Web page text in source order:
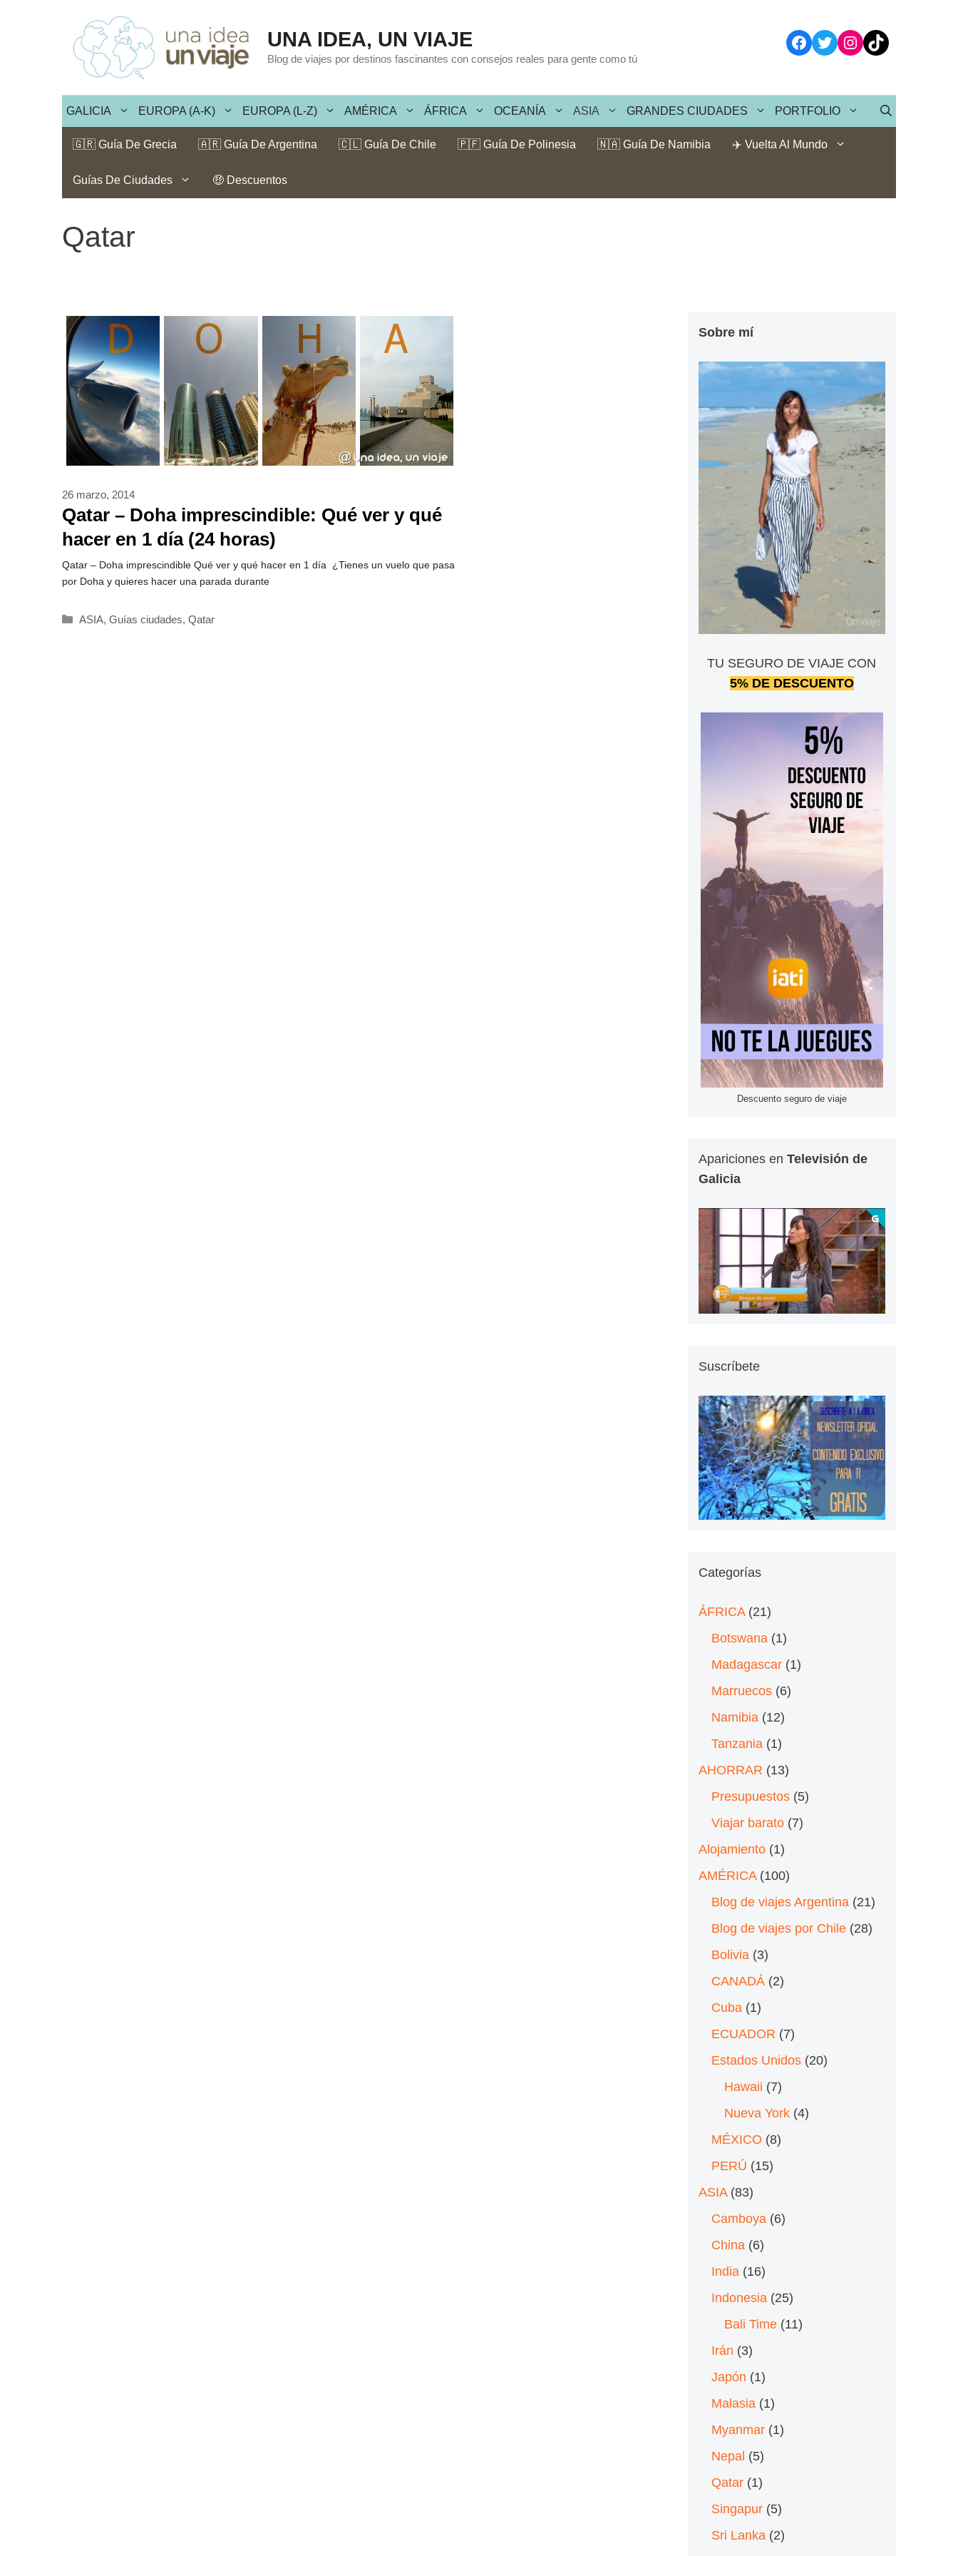
contenido
UNA IDEA, UN VIAJE
Blog de viajes por destinos fascinantes con consejos reales para gente como tú
Facebook
TwitterInstagram
TikTok
GALICIA EUROPA (A-K) EUROPA (L-Z) AMÉRICA ÁFRICA OCEANÍA ASIA GRANDES CIUDADES PORTFOLIO
🇬🇷 Guía De Grecia 🇦🇷 Guía De Argentina 🇨🇱 Guía De Chile 🇵🇫 Guía De Polinesia 🇳🇦 Guía De Namibia ✈️ Vuelta Al Mundo
Guías De Ciudades 🤑 Descuentos
Qatar
Qatar – Doha imprescindible: Qué ver y qué
hacer en 1 día (24 horas)
26 marzo, 2014
Qatar – Doha imprescindible Qué ver y qué hacer en 1 día ¿Tienes un vuelo que pasa
por Doha y quieres hacer una parada durante
Categorías
ASIA,Guías ciudades,Qatar
Sobre mí
TU SEGURO DE VIAJE CON
5% DE DESCUENTO
Descuento seguro de viaje
Apariciones en Televisión de
Galicia
Suscríbete
Categorías
ÁFRICA(21)
Botswana (1)
Madagascar(1)
Marruecos(6)
Namibia (12)
Tanzania (1)
AHORRAR (13)
Presupuestos(5)
Viajar barato(7)
Alojamiento(1)
AMÉRICA(100)
Blog de viajes Argentina (21)
Blog de viajes por Chile(28)
Bolivia (3)
CANADÁ(2)
Cuba (1)
ECUADOR (7)
Estados Unidos(20)
Hawaii (7)
Nueva York(4)
MÉXICO (8)
PERÚ (15)
ASIA(83)
Camboya (6)
China (6)
India (16)
Indonesia (25)
Bali Time(11)
Irán (3)
Japón (1)
Malasia (1)
Myanmar(1)
Nepal (5)
Qatar(1)
Singapur(5)
Sri Lanka (2)